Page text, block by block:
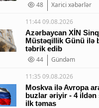
48
Xarici xəbərlər
11:44 09.08.2026
Azərbaycan XİN
Müstəqillik Günü ilə
təbrik edib
44
Gündəm
11:35 09.08.2026
Moskva ilə Avropa
buzlar əriyir - 4 ildən
ilk təmas